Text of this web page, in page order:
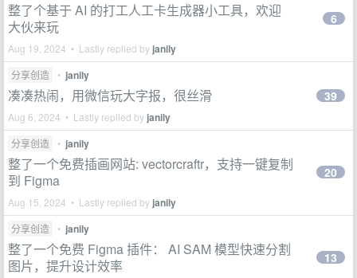
整了个基于 AI 的打工人工卡生成器小工具，欢迎
大伙来玩
Aug 19, 2024 • Lastly replied by janily
6
分享创造 • janily
凑凑热闹，用微信玩大字报，很丝滑
Aug 6, 2024 • Lastly replied by janily
39
分享创造 • janily
整了一个免费插画网站: vectorcraftr，支持一键复制
到 Figma
Aug 15, 2024 • Lastly replied by janily
20
分享创造 • janily
整了一个免费 Figma 插件： AI SAM 模型快速分割
图片，提升设计效率
13